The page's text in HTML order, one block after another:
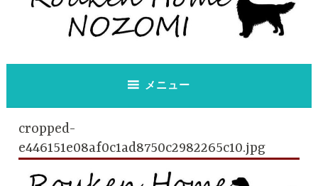
老犬ホーム のぞみ
メニュー
cropped-
e446151e08af0c1ad8750c2982265c10.jpg